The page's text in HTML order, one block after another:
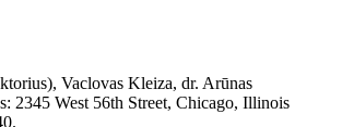
Vaclovas Kleiza, dr. Arūnas
2345 West 56th Street, Chicago, Illinois